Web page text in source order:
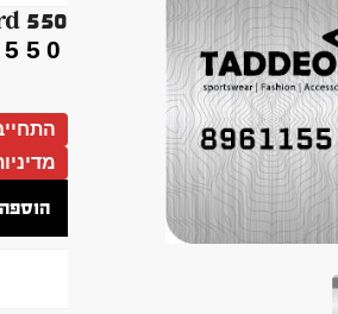
550
550